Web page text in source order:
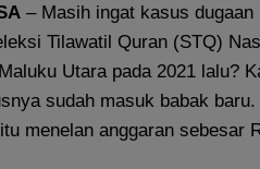
– Masih ingat kasus dugaan
Tilawatil Quran (STQ)
Utara pada 2021 lalu?
sudah masuk babak baru.
menelan anggaran sebesar